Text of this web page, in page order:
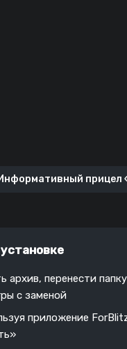
прицел
архив, перенести
с заменой
приложение